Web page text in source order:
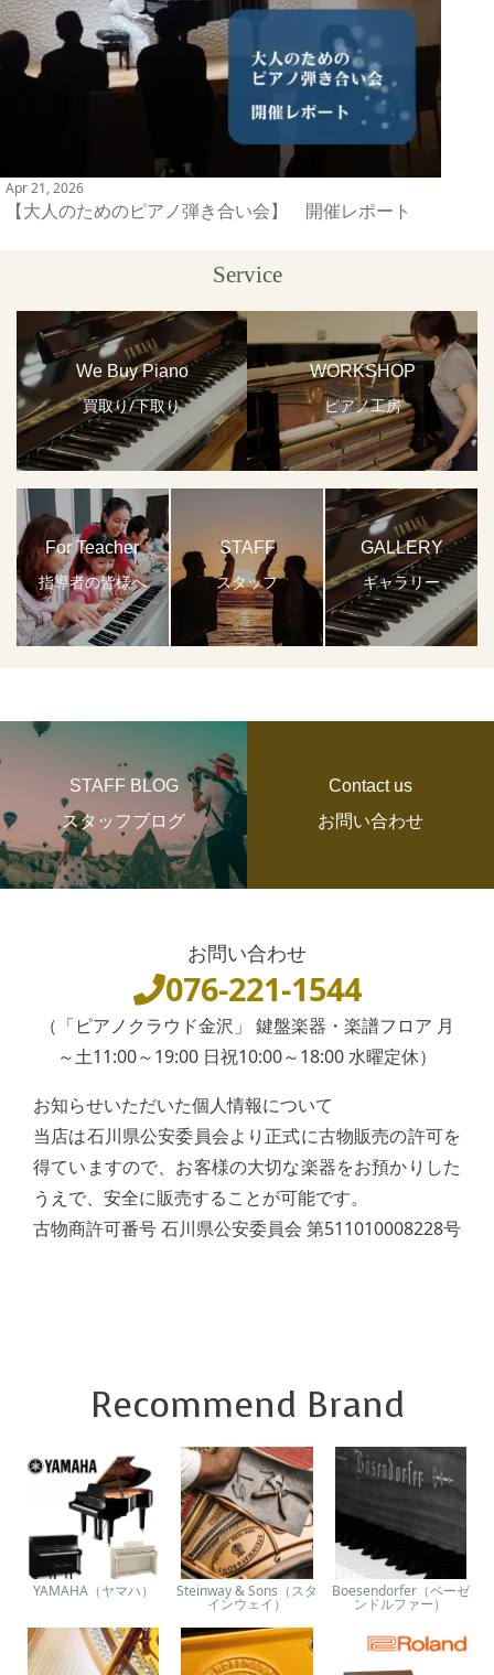
Apr 21, 2026
【大人のためのピアノ弾き合い会】 開催レポート
Service
We Buy Piano
買取り/下取り
WORKSHOP
ピアノ工房
For Teacher
指導者の皆様へ
STAFF
スタッフ
GALLERY
ギャラリー
STAFF BLOG
スタッフブログ
Contact us
お問い合わせ
お問い合わせ
076-221-1544
（「ピアノクラウド金沢」 鍵盤楽器・楽譜フロア 月
～土11:00～19:00 日祝10:00～18:00 水曜定休）
お知らせいただいた個人情報について
当店は石川県公安委員会より正式に古物販売の許可を
得ていますので、お客様の大切な楽器をお預かりした
うえで、安全に販売することが可能です。
古物商許可番号 石川県公安委員会 第511010008228号
Recommend Brand
YAMAHA（ヤマハ） Steinway & Sons（スタ
インウェイ）
Boesendorfer（ベーゼ
ンドルファー）